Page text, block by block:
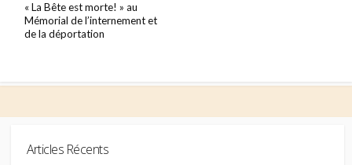
« La Bête est morte! » au
Mémorial de l’internement et
de la déportation
Articles Récents